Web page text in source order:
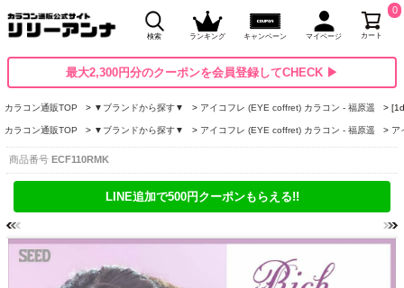
検索 ランキング キャンペーン マイページ カート
0
最大2,300円分のクーポンを会員登録してCHECK ▶
カラコン通販TOP ▼ブランドから探す▼ アイコフレ (EYE coffret) カラコン - 福原遥
カラコン通販TOP ▼ブランドから探す▼ アイコフレ (EYE coffret) カラコン - 福原遥 ア
商品番号 ECF110RMK
LINE追加で500円クーポンもらえる!!